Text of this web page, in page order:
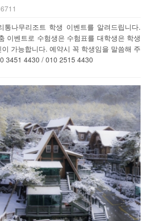
6711
통나무리조트 학생 이벤트를 알려드립니다.
이벤트로 수험생은 수험표를 대학생은 학생
가능합니다. 예약시 꼭 학생임을 말씀해 주
3451 4430 / 010 2515 4430